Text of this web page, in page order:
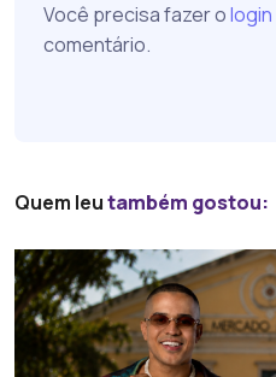
Você precisa fazer ologin
comentário.
Quem leutambém gostou: